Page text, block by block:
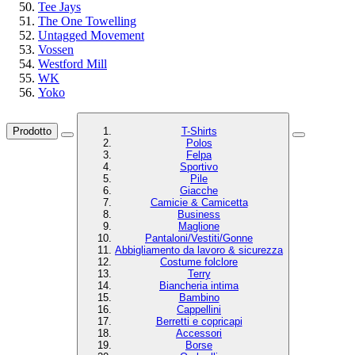
Tee Jays
The One Towelling
Untagged Movement
Vossen
Westford Mill
WK
Yoko
Prodotto
T-Shirts
Polos
Felpa
Sportivo
Pile
Giacche
Camicie & Camicetta
Business
Maglione
Pantaloni/Vestiti/Gonne
Abbigliamento da lavoro & sicurezza
Costume folclore
Terry
Biancheria intima
Bambino
Cappellini
Berretti e copricapi
Accessori
Borse